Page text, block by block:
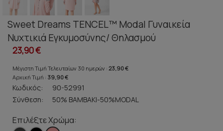
Sweet Dreams TENCEL™ Modal Γυναικεία
Νυχτικιά Εγκυμοσύνης/ Θηλασμού
23,90 €
Μέγιστη Τιμή Τελευταίων 30 ημερών : 23,90 €
Αρχική Τιμή : 39,90 €
Κωδικός:
90-52991
Σύνθεση:
50% ΒΑΜΒΑΚΙ-50%MODAL
Επιλέξτε Χρώμα: